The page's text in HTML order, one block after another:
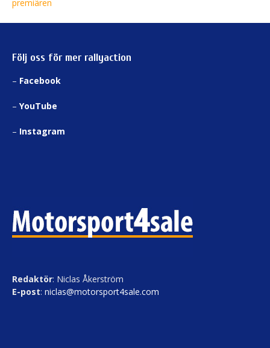
Följ oss för mer rallyaction
– Facebook
– YouTube
– Instagram
Redaktör: Niclas Åkerström
E-post: niclas@motorsport4sale.com